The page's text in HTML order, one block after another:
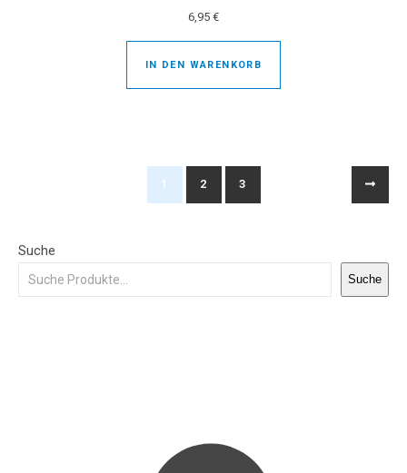
6,95 €
IN DEN WARENKORB
1 2 3
Suche
Suche